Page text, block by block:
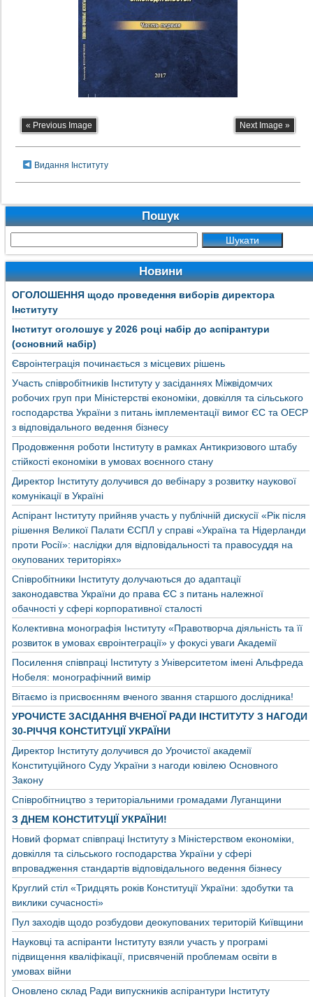
« Previous Image Next Image »
Видання Інституту
Пошук
Новини
ОГОЛОШЕННЯ щодо проведення виборів директора
Інституту
Інститут оголошує у 2026 році набір до аспірантури
(основний набір)
Євроінтеграція починається з місцевих рішень
Участь співробітників Інституту у засіданнях Міжвідомчих
робочих груп при Міністерстві економіки, довкілля та сільського
господарства України з питань імплементації вимог ЄС та ОЕСР
з відповідального ведення бізнесу
Продовження роботи Інституту в рамках Антикризового штабу
стійкості економіки в умовах воєнного стану
Директор Інституту долучився до вебінару з розвитку наукової
комунікації в Україні
Аспірант Інституту прийняв участь у публічній дискусії «Рік після
рішення Великої Палати ЄСПЛ у справі «Україна та Нідерланди
проти Росії»: наслідки для відповідальності та правосуддя на
окупованих територіях»
Співробітники Інституту долучаються до адаптації
законодавства України до права ЄС з питань належної
обачності у сфері корпоративної сталості
Колективна монографія Інституту «Правотворча діяльність та її
розвиток в умовах євроінтеграції» у фокусі уваги Академії
Посилення співпраці Інституту з Університетом імені Альфреда
Нобеля: монографічний вимір
Вітаємо із присвоєнням вченого звання старшого дослідника!
УРОЧИСТЕ ЗАСІДАННЯ ВЧЕНОЇ РАДИ ІНСТИТУТУ З НАГОДИ
30-РІЧЧЯ КОНСТИТУЦІЇ УКРАЇНИ
Директор Інституту долучився до Урочистої академії
Конституційного Суду України з нагоди ювілею Основного
Закону
Співробітництво з територіальними громадами Луганщини
З ДНЕМ КОНСТИТУЦІЇ УКРАЇНИ!
Новий формат співпраці Інституту з Міністерством економіки,
довкілля та сільського господарства України у сфері
впровадження стандартів відповідального ведення бізнесу
Круглий стіл «Тридцять років Конституції України: здобутки та
виклики сучасності»
Пул заходів щодо розбудови деокупованих територій Київщини
Науковці та аспіранти Інституту взяли участь у програмі
підвищення кваліфікації, присвяченій проблемам освіти в
умовах війни
Оновлено склад Ради випускників аспірантури Інституту